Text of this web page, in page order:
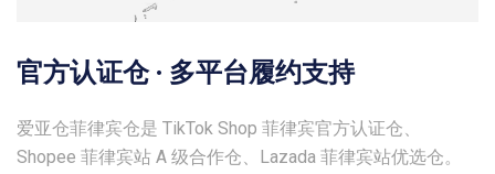
官方认证仓 · 多平台履约支持
爱亚仓菲律宾仓是 TikTok Shop 菲律宾官方认证仓、
Shopee 菲律宾站 A 级合作仓、Lazada 菲律宾站优选仓。